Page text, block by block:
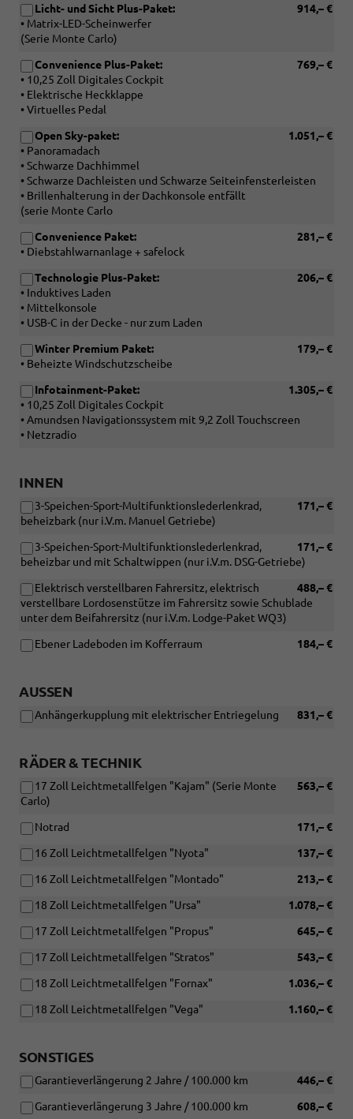
914,– €
Licht- und Sicht Plus-Paket:
• Matrix-LED-Scheinwerfer
(Serie Monte Carlo)
769,– €
Convenience Plus-Paket:
• 10,25 Zoll Digitales Cockpit
• Elektrische Heckklappe
• Virtuelles Pedal
1.051,– €
Open Sky-paket:
• Panoramadach
• Schwarze Dachhimmel
• Schwarze Dachleisten und Schwarze Seiteinfensterleisten
• Brillenhalterung in der Dachkonsole entfällt
(serie Monte Carlo
281,– €
Convenience Paket:
• Diebstahlwarnanlage + safelock
206,– €
Technologie Plus-Paket:
• Induktives Laden
• Mittelkonsole
• USB-C in der Decke - nur zum Laden
179,– €
Winter Premium Paket:
• Beheizte Windschutzscheibe
1.305,– €
Infotainment-Paket:
• 10,25 Zoll Digitales Cockpit
• Amundsen Navigationssystem mit 9,2 Zoll Touchscreen
• Netzradio
INNEN
171,– €
3-Speichen-Sport-Multifunktionslederlenkrad,
beheizbark (nur i.V.m. Manuel Getriebe)
171,– €
3-Speichen-Sport-Multifunktionslederlenkrad,
beheizbar und mit Schaltwippen (nur i.V.m. DSG-Getriebe)
488,– €
Elektrisch verstellbaren Fahrersitz, elektrisch
verstellbare Lordosenstütze im Fahrersitz sowie Schublade
unter dem Beifahrersitz (nur i.V.m. Lodge-Paket WQ3)
184,– €
Ebener Ladeboden im Kofferraum
AUSSEN
831,– €
Anhängerkupplung mit elektrischer Entriegelung
RÄDER & TECHNIK
563,– €
17 Zoll Leichtmetallfelgen "Kajam" (Serie Monte
Carlo)
171,– €
Notrad
137,– €
16 Zoll Leichtmetallfelgen "Nyota"
213,– €
16 Zoll Leichtmetallfelgen "Montado"
1.078,– €
18 Zoll Leichtmetallfelgen "Ursa"
645,– €
17 Zoll Leichtmetallfelgen "Propus"
543,– €
17 Zoll Leichtmetallfelgen "Stratos"
1.036,– €
18 Zoll Leichtmetallfelgen "Fornax"
1.160,– €
18 Zoll Leichtmetallfelgen "Vega"
SONSTIGES
446,– €
Garantieverlängerung 2 Jahre / 100.000 km
608,– €
Garantieverlängerung 3 Jahre / 100.000 km